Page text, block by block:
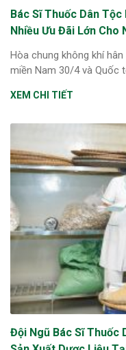
Bác Sĩ Thuốc Dân
Nhiều Ưu Đãi Lớn Cho
Hòa chung không khí
miền Nam 30/4 và Quốc
XEM CHI TIẾT
Đội Ngũ Bác Sĩ Thuốc